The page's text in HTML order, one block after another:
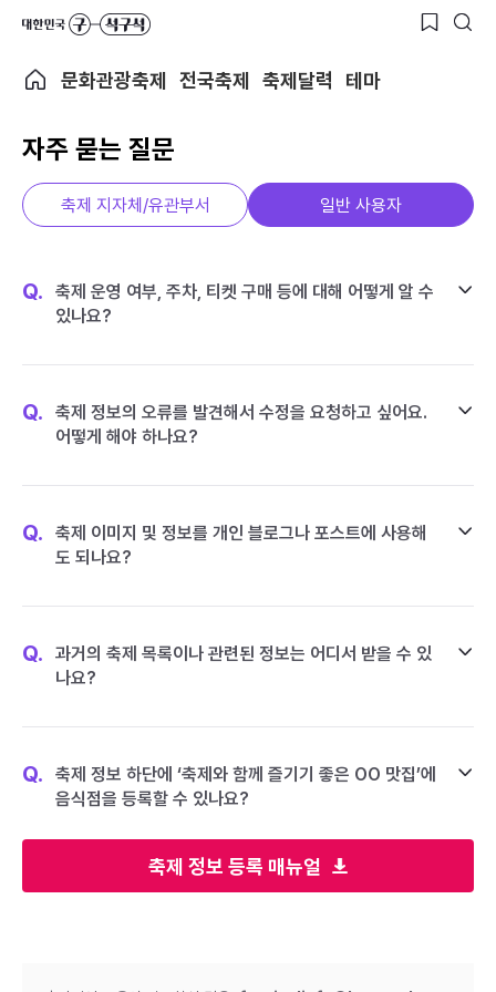
문화관광축제 전국축제 축제달력 테마
자주 묻는 질문
축제 정보 등록 매뉴얼
축제 지자체/유관부서 일반 사용자
Q.
축제 운영 여부, 주차, 티켓 구매 등에 대해 어떻게 알 수
있나요?
Q.
축제 정보의 오류를 발견해서 수정을 요청하고 싶어요.
어떻게 해야 하나요?
Q.
축제 이미지 및 정보를 개인 블로그나 포스트에 사용해
도 되나요?
Q.
과거의 축제 목록이나 관련된 정보는 어디서 받을 수 있
나요?
Q.
축제 정보 하단에 ‘축제와 함께 즐기기 좋은 OO 맛집’에
음식점을 등록할 수 있나요?